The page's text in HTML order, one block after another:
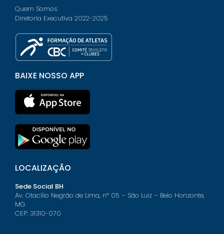
Quem Somos
Diretoria Executiva 2022-2025
BAIXE NOSSO APP
LOCALIZAÇÃO
Sede Social BH
Av. Otacílio Negrão de Lima, nº 05 – São Luiz – Belo Horizonte,
MG
CEP: 31310-070